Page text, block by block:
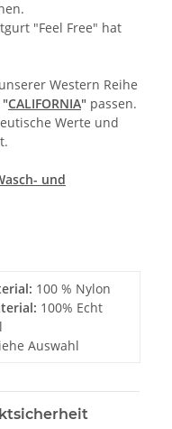
"Feel Free" hat
Western Reihe
"CALIFORNIA" passen.
Werte und
und
100 % Nylon
100% Echt
Auswahl